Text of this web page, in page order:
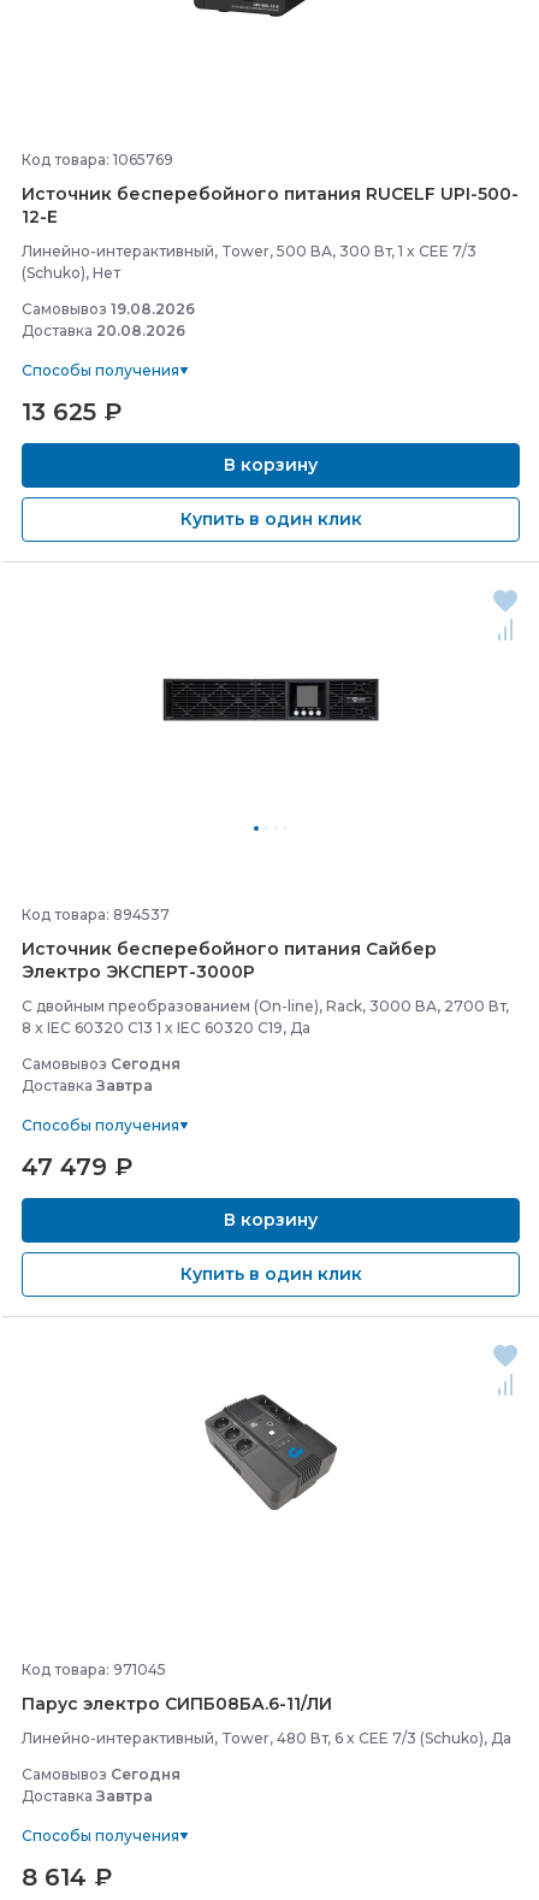
Код товара: 1065769
Источник бесперебойного питания RUCELF UPI-500-
12-E
Линейно-интерактивный, Tower, 500 ВА, 300 Вт, 1 x CEE 7/3
(Schuko), Нет
Самовывоз 19.08.2026
Доставка 20.08.2026
Способы получения
13 625 ₽
В корзину
Купить в один клик
Код товара: 894537
Источник бесперебойного питания Сайбер
Электро ЭКСПЕРТ-3000Р
С двойным преобразованием (On-line), Rack, 3000 ВА, 2700 Вт,
8 x IEC 60320 C13 1 x IEC 60320 C19, Да
Самовывоз Сегодня
Доставка Завтра
Способы получения
47 479 ₽
В корзину
Купить в один клик
Код товара: 971045
Парус электро СИПБ08БА.6-11/ЛИ
Линейно-интерактивный, Tower, 480 Вт, 6 x CEE 7/3 (Schuko), Да
Самовывоз Сегодня
Доставка Завтра
Способы получения
8 614 ₽